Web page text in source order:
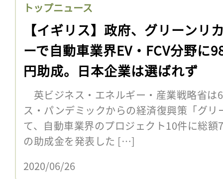
トップニュース
【イギリス】政府、グリーンリ
ーで自動車業界EV・FCV分野に
円助成。日本企業は選ばれず
英ビジネス・エネルギー・産業戦略省は
ス・パンデミックからの経済復興策「グ
て、自動車業界のプロジェクト10件に総
の助成金を発表した […]
2020/06/26